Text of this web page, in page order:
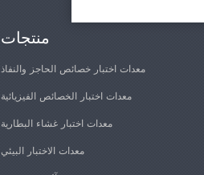
منتجات
معدات اختبار خصائص الحاجز والنفاذ
معدات اختبار الخصائص الفيزيائية
معدات اختبار غشاء البطارية
معدات الاختبار البيئي